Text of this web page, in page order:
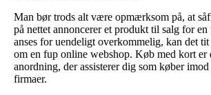
Man bør trods alt være opmærksom på, at
på nettet annoncerer et produkt til salg for en
anses for uendeligt overkommelig, kan det
om en fup online webshop. Køb med kort er
anordning, der assisterer dig som køber
firmaer.